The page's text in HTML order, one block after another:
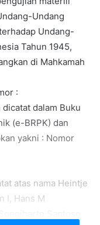
Undang
Undang-
Tahun 1945,
di Mahkamah
:
dalam Buku
(e-BRPK) dan
yakni : Nomor
atas nama Heintje
I, Hans M